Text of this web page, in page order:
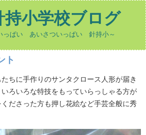
持小学校ブログ
っぱい あいさついっぱい 針持小～
ト
ちに手作りのサンタクロース人形が届き
ろいろな特技をもっていらっしゃる方が
ださった方も押し花絵など手芸全般に秀